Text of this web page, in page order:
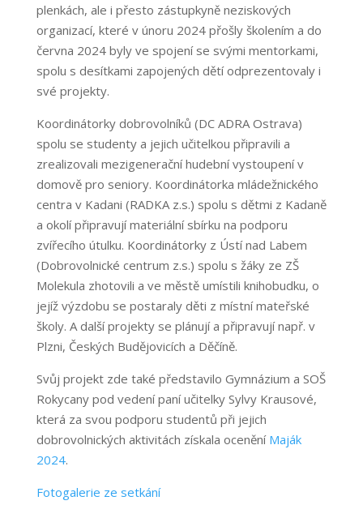
plenkách, ale i přesto zástupkyně neziskových
organizací, které v únoru 2024 přošly školením a do
června 2024 byly ve spojení se svými mentorkami,
spolu s desítkami zapojených dětí odprezentovaly i
své projekty.
Koordinátorky dobrovolníků (DC ADRA Ostrava)
spolu se studenty a jejich učitelkou připravili a
zrealizovali mezigenerační hudební vystoupení v
domově pro seniory. Koordinátorka mládežnického
centra v Kadani (RADKA z.s.) spolu s dětmi z Kadaně
a okolí připravují materiální sbírku na podporu
zvířecího útulku. Koordinátorky z Ústí nad Labem
(Dobrovolnické centrum z.s.) spolu s žáky ze ZŠ
Molekula zhotovili a ve městě umístili knihobudku, o
jejíž výzdobu se postaraly děti z místní mateřské
školy. A další projekty se plánují a připravují např. v
Plzni, Českých Budějovicích a Děčíně.
Svůj projekt zde také představilo Gymnázium a SOŠ
Rokycany pod vedení paní učitelky Sylvy Krausové,
která za svou podporu studentů při jejich
dobrovolnických aktivitách získala ocenění Maják
2024.
Fotogalerie ze setkání